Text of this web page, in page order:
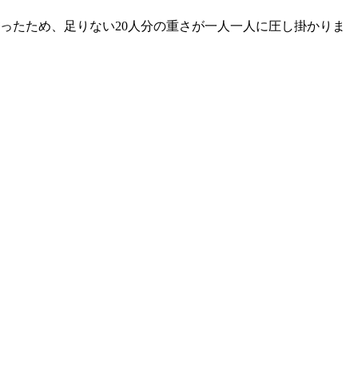
たため、足りない20人分の重さが一人一人に圧し掛かりま